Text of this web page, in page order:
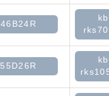
46B24R
55D26R